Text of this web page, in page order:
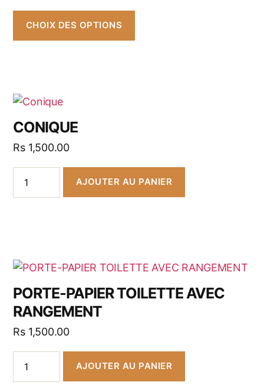
CHOIX DES OPTIONS
CONIQUE
Rs 1,500.00
AJOUTER AU PANIER
PORTE-PAPIER TOILETTE AVEC
RANGEMENT
Rs 1,500.00
AJOUTER AU PANIER